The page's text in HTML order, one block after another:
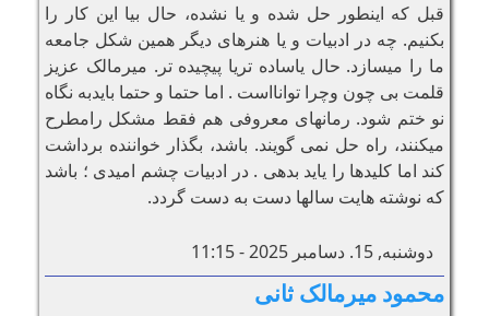
قبل که اینطور حل شده و یا نشده، حال بیا این کار را
بکنیم. چه در ادبیات و یا هنرهای دیگر همین شکل جامعه
ما را میسازد. حال یاساده تریا پیچیده تر. میرمالک عزیز
قلمت بی چون وچرا توانااست . اما حتما و حتما بایدبه نگاه
نو ختم شود. رمانهای معروفی هم فقط مشکل رامطرح
میکنند، راه حل نمی گویند. باشد، بگذار خواننده برداشت
کند اما کلیدها را یاید بدهی . در ادبیات چشم امیدی ؛ باشد
که نوشته هایت سالها دست به دست گردد.
دوشنبه, 15. دسامبر 2025 - 11:15
محمود میرمالک ثانی